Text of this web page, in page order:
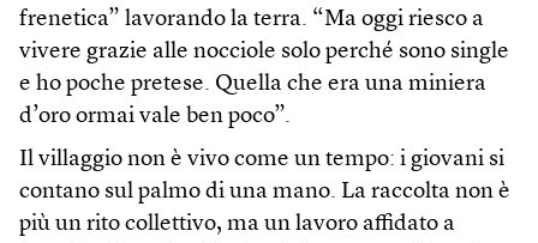
frenetica” lavorando la terra. “Ma oggi riesco a
vivere grazie alle nocciole solo perché sono single
e ho poche pretese. Quella che era una miniera
d’oro ormai vale ben poco”.
Il villaggio non è vivo come un tempo: i giovani si
contano sul palmo di una mano. La raccolta non è
più un rito collettivo, ma un lavoro affidato a